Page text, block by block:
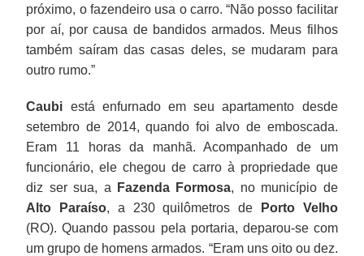
próximo, o fazendeiro usa o carro. “Não posso facilitar
por aí, por causa de bandidos armados. Meus filhos
também saíram das casas deles, se mudaram para
outro rumo.”
Caubi está enfurnado em seu apartamento desde
setembro de 2014, quando foi alvo de emboscada.
Eram 11 horas da manhã. Acompanhado de um
funcionário, ele chegou de carro à propriedade que
diz ser sua, a
Fazenda Formosa, no município de
Alto Paraíso, a 230 quilômetros de
Porto Velho
(RO). Quando passou pela portaria, deparou-se com
um grupo de homens armados. “Eram uns oito ou dez.